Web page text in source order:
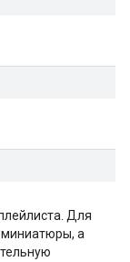
Для
миниатюры, а